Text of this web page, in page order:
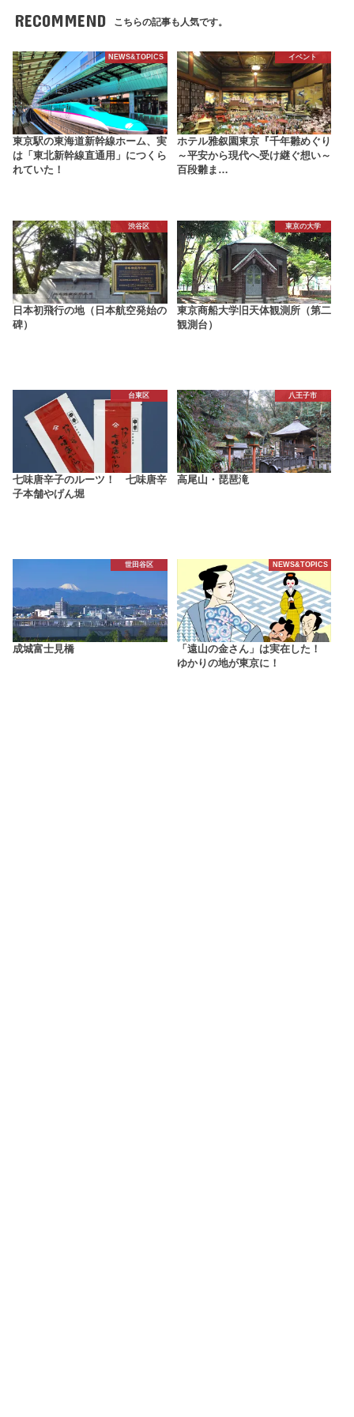
RECOMMEND こちらの記事も人気です。
NEWS&TOPICS
東京駅の東海道新幹線ホーム、実
は「東北新幹線直通用」につくら
れていた！
イベント
ホテル雅叙園東京『千年雛めぐり
～平安から現代へ受け継ぐ想い～
百段雛ま…
渋谷区
日本初飛行の地（日本航空発始の
碑）
東京の大学
東京商船大学旧天体観測所（第二
観測台）
台東区
七味唐辛子のルーツ！ 七味唐辛
子本舗やげん堀
八王子市
高尾山・琵琶滝
世田谷区
成城富士見橋
NEWS&TOPICS
「遠山の金さん」は実在した！
ゆかりの地が東京に！